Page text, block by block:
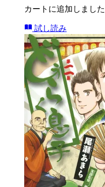
カートに追加しました
試し読み